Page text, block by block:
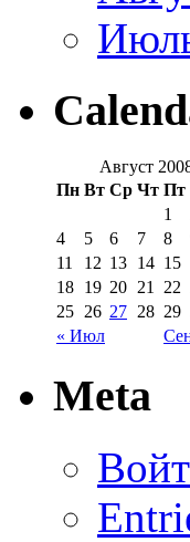
Август
Пн Вт Ср Чт Пт
« Июл
1
4
5 6 7 8
11
12 13 14 15
18 19 20 21 22
25 26 27 28 29
Meta